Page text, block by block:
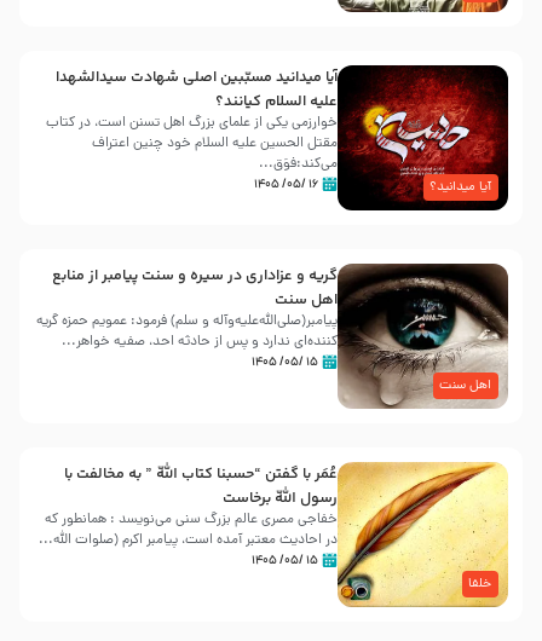
آیا میدانید؟
آیا میدانید مسبّبین اصلی شهادت سیدالشهدا
علیه ‌السلام کیانند؟
خوارزمی یکی از علمای بزرگ اهل تسنن است، در کتاب
مقتل الحسین علیه ‌السلام خود چنین اعتراف
می‌کند:فوَق...
۱۶ /۰۵/ ۱۴۰۵
اهل سنت
گریه و عزاداری در سیره و سنت پیامبر از منابع
اهل سنت
پیامبر(صلی‌الله‌علیه‌وآله و سلم) فرمود: عمویم حمزه گریه
کننده‌ای ندارد و پس از حادثه احد، صفیه خواهر...
۱۵ /۰۵/ ۱۴۰۵
خلفا
عُمَر با گفتن “حسبنا كتاب اللّه ” به مخالفت با
رسول اللّه برخاست
خفاجی مصری عالم بزرگ سنی می‌نویسد : همانطور که
در احادیث معتبر آمده است، پیامبر اکرم (صلوات اللّه...
۱۵ /۰۵/ ۱۴۰۵